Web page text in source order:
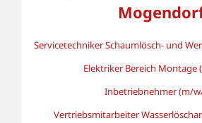
Servicetechniker Schaumlösch- und
Elektriker Bereich Montage
Inbetriebnehmer (m/
Vertriebsmitarbeiter